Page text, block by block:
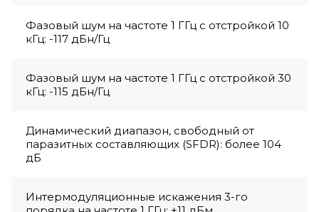
Фазовый шум на частоте 1 ГГц с отстройкой 10
кГц: -117 дБн/Гц
Фазовый шум на частоте 1 ГГц с отстройкой 30
кГц: -115 дБн/Гц
Динамический диапазон, свободный от
паразитных составляющих (SFDR): более 104
дБ
Интермодуляционные искажения 3-го